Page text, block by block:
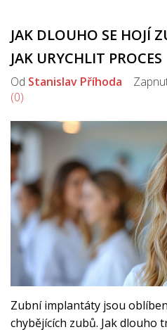
JAK DLOUHO SE HOJÍ
JAK URYCHLIT PROCES
Od Stanislav Příhoda
(0)
Zubní implantáty jsou
chybějících zubů. Jak dlouho